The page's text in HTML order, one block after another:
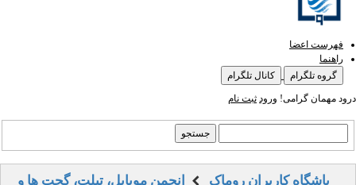
فهرست اعضا
راهنما
گروه تلگرام
کانال تلگرام
درود مهمان گرامی! ورود ثبت نام
باشگاه کاربران روماک
انجمن موبایل، تبلت، گجت ها و